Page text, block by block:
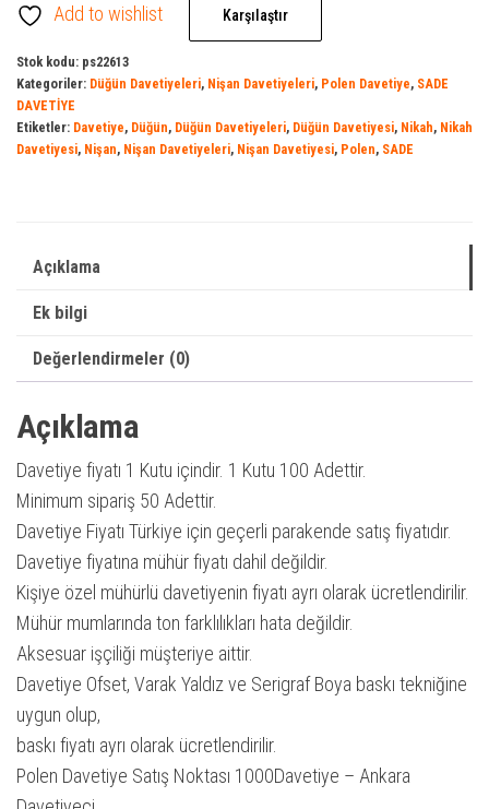
|
Davetiye
|
Davetiye
Sezon
Düğün
/
Nikah
/
Nişan
Davetiyesi
adet
Add to wishlist Karşılaştır
Stok kodu: ps22613
Kategoriler: Düğün Davetiyeleri, Nişan Davetiyeleri, Polen Davetiye, SADE
DAVETİYE
Etiketler: Davetiye, Düğün, Düğün Davetiyeleri, Düğün Davetiyesi, Nikah, Nikah
Davetiyesi, Nişan, Nişan Davetiyeleri, Nişan Davetiyesi, Polen, SADE
Açıklama
Ek bilgi
Değerlendirmeler (0)
Açıklama
Davetiye fiyatı 1 Kutu içindir. 1 Kutu 100 Adettir.
Minimum sipariş 50 Adettir.
Davetiye Fiyatı Türkiye için geçerli parakende satış fiyatıdır.
Davetiye fiyatına mühür fiyatı dahil değildir.
Kişiye özel mühürlü davetiyenin fiyatı ayrı olarak ücretlendirilir.
Mühür mumlarında ton farklılıkları hata değildir.
Aksesuar işçiliği müşteriye aittir.
Davetiye Ofset, Varak Yaldız ve Serigraf Boya baskı tekniğine
uygun olup,
baskı fiyatı ayrı olarak ücretlendirilir.
Polen Davetiye Satış Noktası 1000Davetiye – Ankara